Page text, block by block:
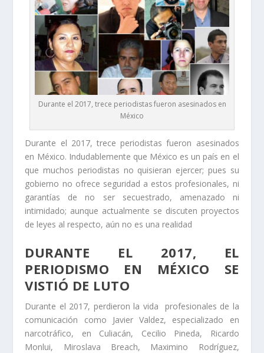
Durante el 2017, trece periodistas fueron asesinados en
México
Durante el 2017, trece periodistas fueron asesinados
en México. Indudablemente que México es un país en el
que muchos periodistas no quisieran ejercer; pues su
gobierno no ofrece seguridad a estos profesionales, ni
garantías de no ser secuestrado, amenazado ni
intimidado; aunque actualmente se discuten proyectos
de leyes al respecto, aún no es una realidad
DURANTE EL 2017, EL
PERIODISMO EN MÉXICO SE
VISTIÓ DE LUTO
Durante el 2017, perdieron la vida profesionales de la
comunicación como Javier Valdez, especializado en
narcotráfico, en Culiacán, Cecilio Pineda, Ricardo
Monlui, Miroslava Breach, Maximino Rodríguez,